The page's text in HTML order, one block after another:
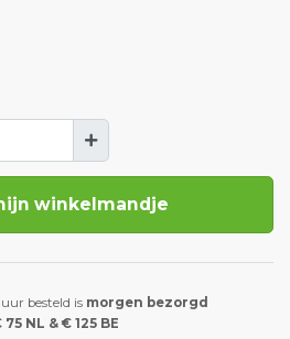
winkelmandje
uur besteld is morgen bezorgd
75 NL & € 125 BE